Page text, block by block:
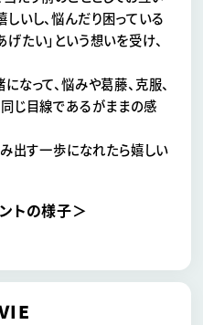
いし、悩んだり困っている
たい」という想いを受け、
なって、悩みや葛藤、克服、
じ目線であるがままの感
出す一歩になれたら嬉しい
トの様子＞